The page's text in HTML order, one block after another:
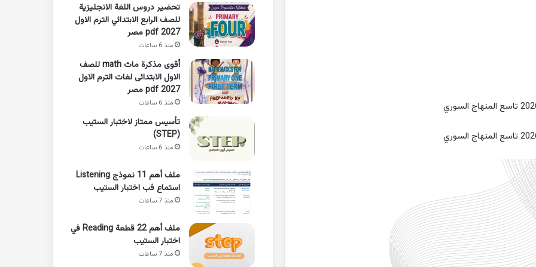
تحضير دروس اللغة الانجليزية
للصف الرابع الابتدائي الترم الاول
2027 pdf مصر
منذ 6 ساعات
أقوى مذكرة ماث math للصف
الاول الابتدائى لغات الترم الاول
pdf 2027 مصر
منذ 6 ساعات
تأسيس ممتاز لاختبار الستيب
(STEP)
منذ 6 ساعات
ملف أهم 11 نموذج Listening
استماع فب اختبار الستيب
منذ 7 ساعات
ملف أهم 22 قطعة Reading في
اختبار الستيب
منذ 7 ساعات